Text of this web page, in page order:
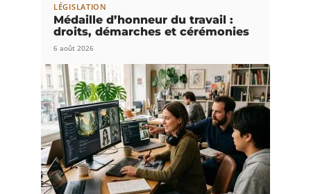
LÉGISLATION
Médaille d’honneur du travail :
droits, démarches et cérémonies
6 août 2026